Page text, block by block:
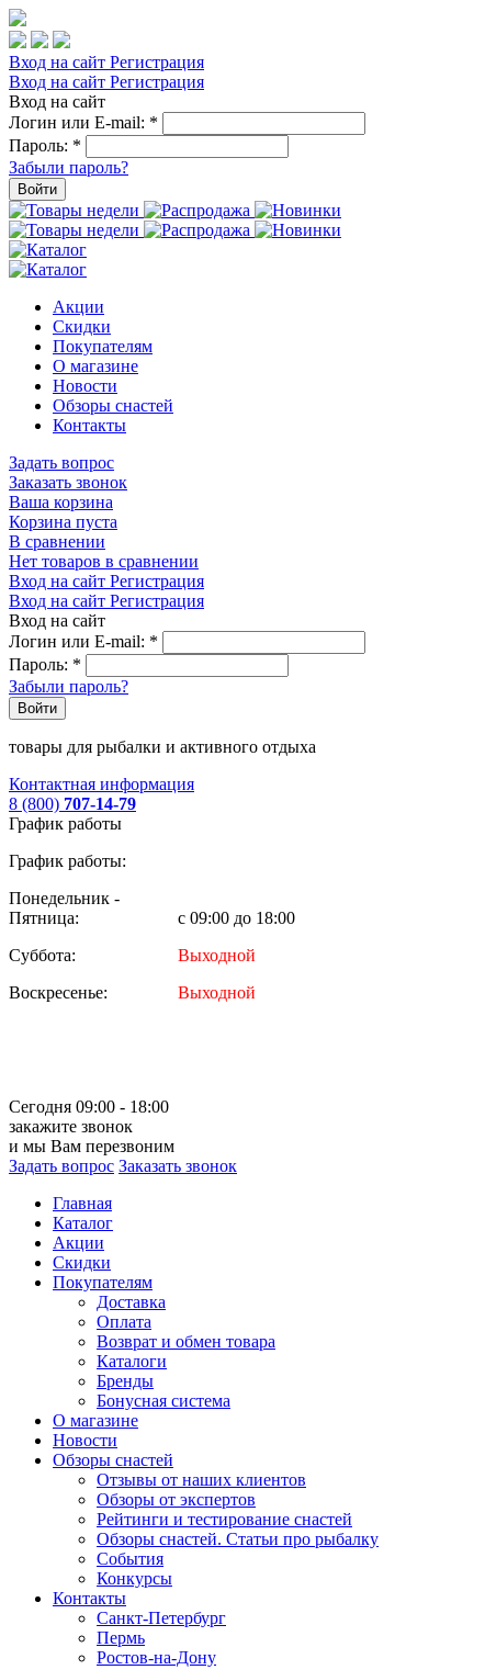
Вход на сайт Регистрация
Вход на сайт Регистрация
Вход на сайт
Логин или E-mail: *
Пароль: *
Забыли пароль?
Войти
Акции
Скидки
Покупателям
О магазине
Новости
Обзоры снастей
Контакты
Задать вопрос
Заказать звонок
Ваша корзина
Корзина пуста
В сравнении
Нет товаров в сравнении
Вход на сайт Регистрация
Вход на сайт Регистрация
Вход на сайт
Логин или E-mail: *
Пароль: *
Забыли пароль?
Войти
товары для рыбалки и активного отдыха
Контактная информация
8 (800) 707-14-79
График работы
График работы:
Понедельник -
Пятница:
с 09:00 до 18:00
Суббота:
Выходной
Воскресенье:
Выходной
Сегодня 09:00 - 18:00
закажите звонок
и мы Вам перезвоним
Задать вопрос Заказать звонок
Главная
Каталог
Акции
Скидки
Покупателям
Доставка
Оплата
Возврат и обмен товара
Каталоги
Бренды
Бонусная система
О магазине
Новости
Обзоры снастей
Отзывы от наших клиентов
Обзоры от экспертов
Рейтинги и тестирование снастей
Обзоры снастей. Статьи про рыбалку
События
Конкурсы
Контакты
Санкт-Петербург
Пермь
Ростов-на-Дону